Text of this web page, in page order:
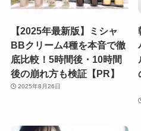
【2025年最新版】ミシャ
BBクリーム4種を本音で徹
底比較！5時間後・10時間
後の崩れ方も検証【PR】
2025年8月26日